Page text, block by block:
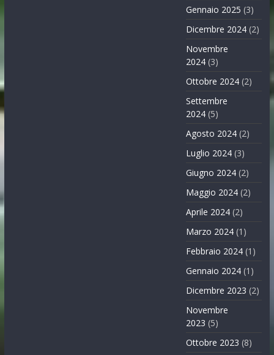
Gennaio 2025 (3)
Dicembre 2024 (2)
Novembre
2024 (3)
Ottobre 2024 (2)
Settembre
2024 (5)
Agosto 2024 (2)
Luglio 2024 (3)
Giugno 2024 (2)
Maggio 2024 (2)
Aprile 2024 (2)
Marzo 2024 (1)
Febbraio 2024 (1)
Gennaio 2024 (1)
Dicembre 2023 (2)
Novembre
2023 (5)
Ottobre 2023 (8)